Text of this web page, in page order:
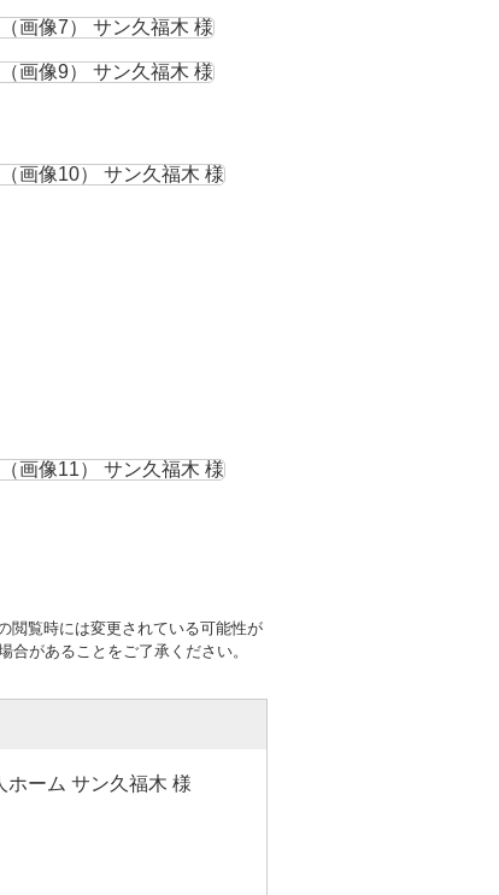
閲覧時には変更されている可能性が
があることをご了承ください。
ホーム サン久福木 様